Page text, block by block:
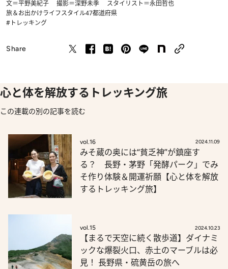
文＝平野美紀子 撮影＝深野未季 スタイリスト＝永田哲也
旅＆お出かけライフスタイル47都道府県
#トレッキング
Share
心と体を解放するトレッキング旅
この連載の別の記事を読む
vol.16 2024.11.09
みそ蔵の奥には“貧乏神”が鎮座す
る？ 長野・茅野「発酵パーク」でみ
そ作り体験＆開運祈願【心と体を解放
するトレッキング旅】
vol.15 2024.10.23
【まるで天空に続く散歩道】ダイナミ
ックな爆裂火口、赤土のマーブルは必
見！ 長野県・硫黄岳の旅へ